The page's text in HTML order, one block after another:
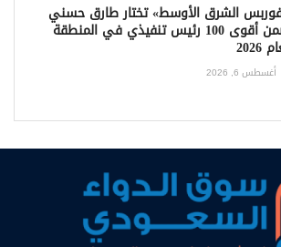
الشرق الأوسط» تختار طارق حسني
ضمن أقوى 100 رئيس تنفيذي في المنطقة
أغسطس 6, 2026